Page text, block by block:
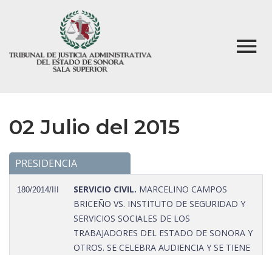
02 Julio del 2015
PRESIDENCIA
180/2014/III SERVICIO CIVIL. MARCELINO CAMPOS
BRICEÑO VS. INSTITUTO DE SEGURIDAD Y
SERVICIOS SOCIALES DE LOS
TRABAJADORES DEL ESTADO DE SONORA Y
OTROS. SE CELEBRA AUDIENCIA Y SE TIENE